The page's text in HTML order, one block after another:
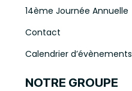
14ème Journée Annuelle
Contact
Calendrier d’évènements
NOTRE GROUPE